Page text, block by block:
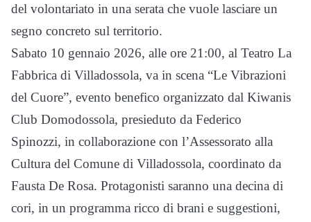
del volontariato in una serata che vuole lasciare un
segno concreto sul territorio.
Sabato 10 gennaio 2026, alle ore 21:00, al Teatro La
Fabbrica di Villadossola, va in scena “Le Vibrazioni
del Cuore”, evento benefico organizzato dal Kiwanis
Club Domodossola, presieduto da Federico
Spinozzi, in collaborazione con l’Assessorato alla
Cultura del Comune di Villadossola, coordinato da
Fausta De Rosa. Protagonisti saranno una decina di
cori, in un programma ricco di brani e suggestioni,